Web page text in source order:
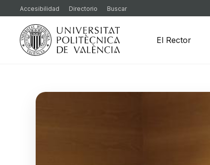
Accesibilidad Directorio Buscar
El Rector